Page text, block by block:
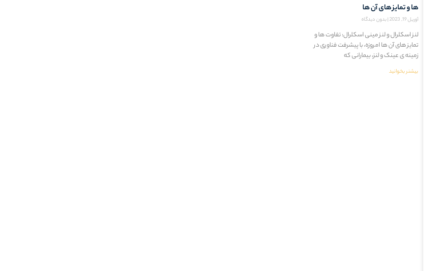
ها و تمایز های آن ها
آوریل 19, 2023 بدون دیدگاه
لنز اسکلرال و لنز مینی اسکلرال: تفاوت ها و
تمایز های آن ها امروزه، با پیشرفت فناوری در
زمینه ی عینک و لنز، بیمارانی که
بیشنر بخوانید